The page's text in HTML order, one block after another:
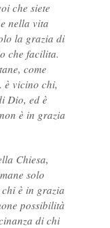
che siete
nella vita
la grazia di
che facilita.
come
è vicino chi,
Dio, ed è
è in grazia
Chiesa,
solo
è in grazia
possibilità
di chi